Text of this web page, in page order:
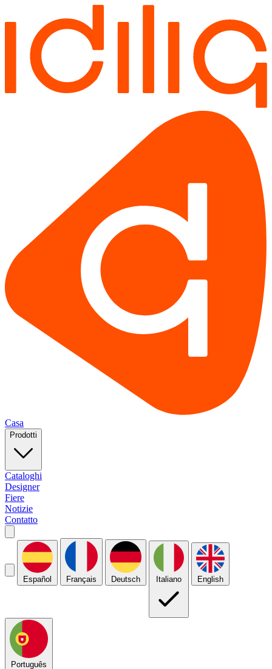
Casa
Prodotti
Cataloghi
Designer
Fiere
Notizie
Contatto
Español Français Deutsch Italiano English
Português